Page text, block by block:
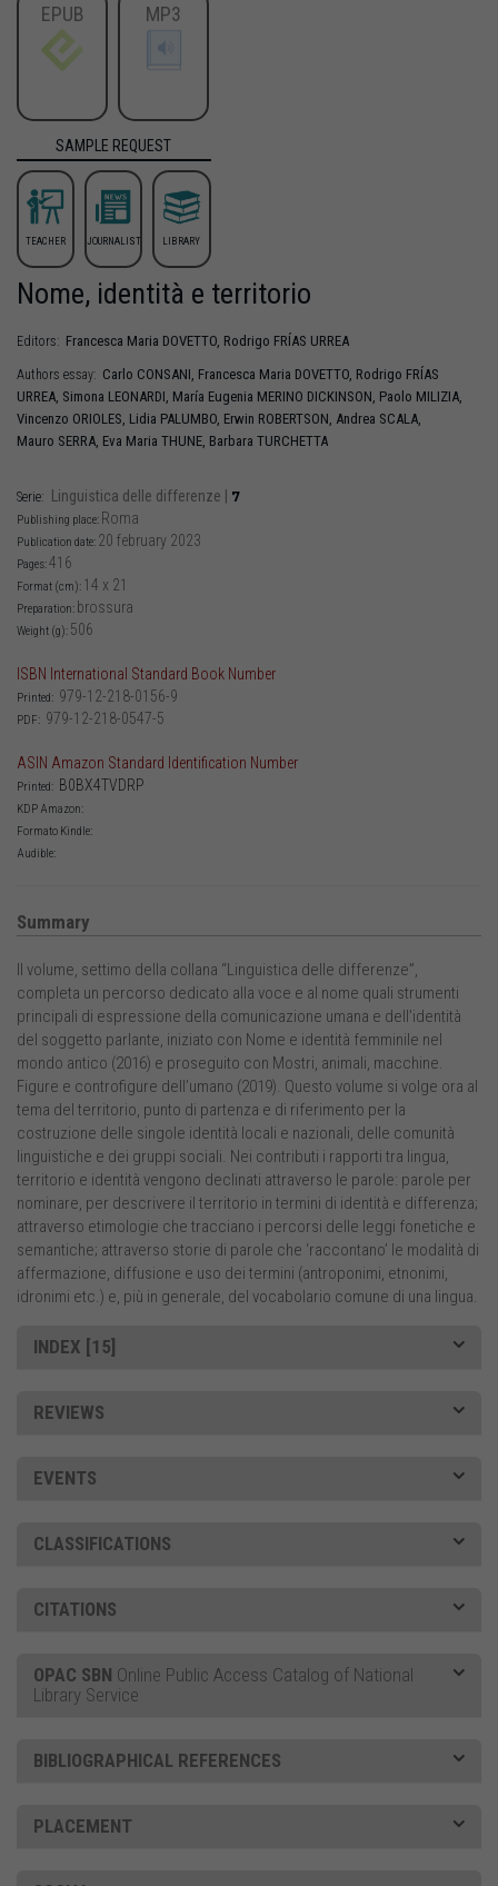
EPUB MP3
SAMPLE REQUEST
TEACHER JOURNALIST LIBRARY
Nome, identità e territorio
Editors: Francesca Maria DOVETTO Rodrigo FRÍAS URREA
Authors essay: Carlo CONSANI Francesca Maria DOVETTO Rodrigo FRÍAS
URREA Simona LEONARDI María Eugenia MERINO DICKINSON Paolo MILIZIA
Vincenzo ORIOLES Lidia PALUMBO Erwin ROBERTSON Andrea SCALA
Mauro SERRA Eva Maria THUNE Barbara TURCHETTA
Serie: Linguistica delle differenze 7
Publishing place: Roma
Publication date: 20 february 2023
Pages:416
Format (cm): 14 x 21
Preparation: brossura
Weight (g): 506
ISBN International Standard Book Number
Printed: 979-12-218-0156-9
PDF: 979-12-218-0547-5
ASIN Amazon Standard Identification Number
Printed: B0BX4TVDRP
KDP Amazon:
Formato Kindle:
Audible:
Summary
Il volume, settimo della collana “Linguistica delle differenze”,
completa un percorso dedicato alla voce e al nome quali strumenti
principali di espressione della comunicazione umana e dell’identità
del soggetto parlante, iniziato con Nome e identità femminile nel
mondo antico (2016) e proseguito con Mostri, animali, macchine.
Figure e controfigure dell’umano (2019). Questo volume si volge ora al
tema del territorio, punto di partenza e di riferimento per la
costruzione delle singole identità locali e nazionali, delle comunità
linguistiche e dei gruppi sociali. Nei contributi i rapporti tra lingua,
territorio e identità vengono declinati attraverso le parole: parole per
nominare, per descrivere il territorio in termini di identità e differenza;
attraverso etimologie che tracciano i percorsi delle leggi fonetiche e
semantiche; attraverso storie di parole che ‘raccontano’ le modalità di
affermazione, diffusione e uso dei termini (antroponimi, etnonimi,
idronimi etc.) e, più in generale, del vocabolario comune di una lingua.
INDEX [15]
REVIEWS
EVENTS
CLASSIFICATIONS
CITATIONS
OPAC SBN Online Public Access Catalog of National
Library Service
BIBLIOGRAPHICAL REFERENCES
PLACEMENT